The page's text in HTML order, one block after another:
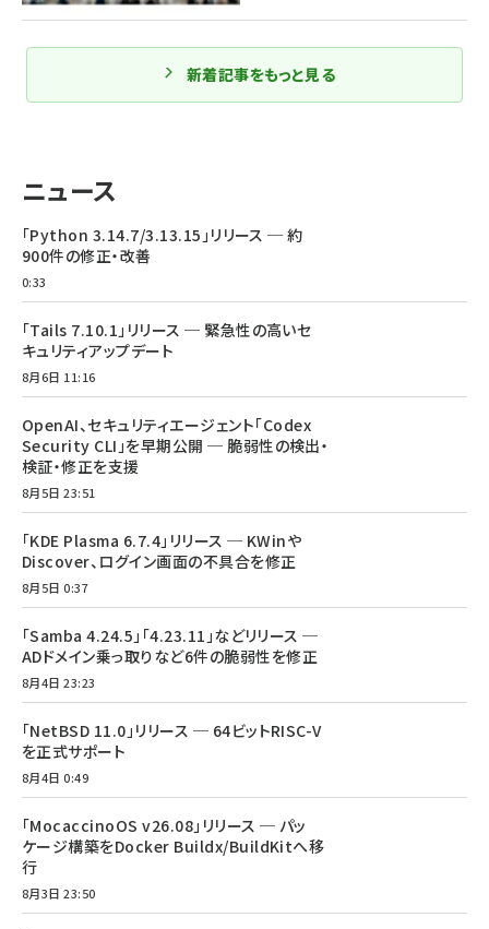
新着記事をもっと見る
ニュース
「Python 3.14.7/3.13.15」リリース ─ 約
900件の修正・改善
0:33
「Tails 7.10.1」リリース ─ 緊急性の高いセ
キュリティアップデート
8月6日 11:16
OpenAI、セキュリティエージェント「Codex
Security CLI」を早期公開 ─ 脆弱性の検出・
検証・修正を支援
8月5日 23:51
「KDE Plasma 6.7.4」リリース ─ KWinや
Discover、ログイン画面の不具合を修正
8月5日 0:37
「Samba 4.24.5」「4.23.11」などリリース ─
ADドメイン乗っ取りなど6件の脆弱性を修正
8月4日 23:23
「NetBSD 11.0」リリース ─ 64ビットRISC-V
を正式サポート
8月4日 0:49
「MocaccinoOS v26.08」リリース ─ パッ
ケージ構築をDocker Buildx/BuildKitへ移
行
8月3日 23:50